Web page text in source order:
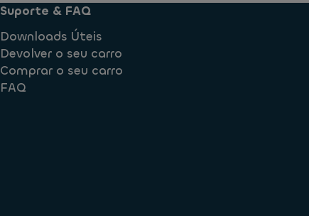
Suporte & FAQ
Downloads Úteis
Devolver o seu carro
Comprar o seu carro
FAQ